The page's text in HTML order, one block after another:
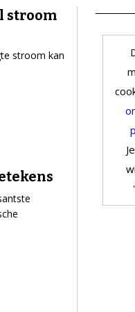
stroom
stroom kan